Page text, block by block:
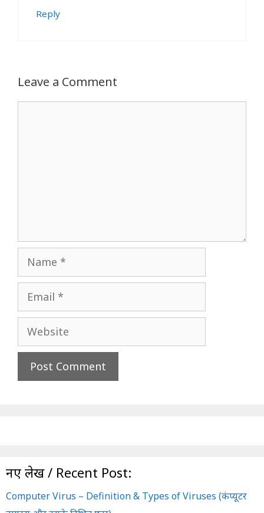
Reply
Leave a Comment
Name
Email
Website
नए लेख / Recent Post:
Computer Virus – Definition & Types of Viruses (कंप्यूटर